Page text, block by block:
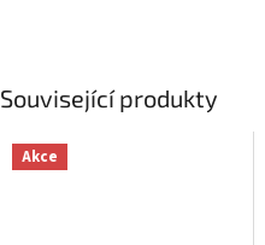
Související produkty
Akce